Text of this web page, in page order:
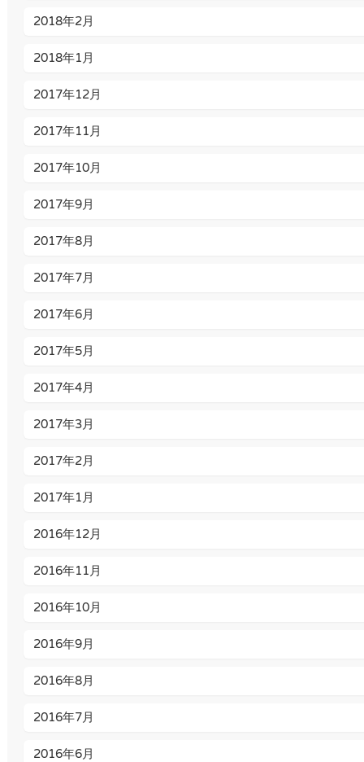
2018年2月
2018年1月
2017年12月
2017年11月
2017年10月
2017年9月
2017年8月
2017年7月
2017年6月
2017年5月
2017年4月
2017年3月
2017年2月
2017年1月
2016年12月
2016年11月
2016年10月
2016年9月
2016年8月
2016年7月
2016年6月